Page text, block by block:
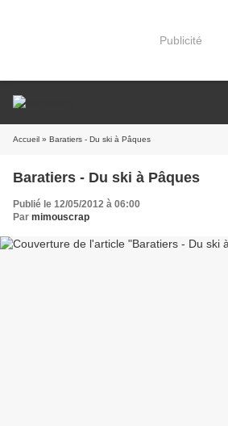
Publicité
Accueil » Baratiers - Du ski à Pâques
Baratiers - Du ski à Pâques
Publié le 12/05/2012 à 06:00
Par mimouscrap